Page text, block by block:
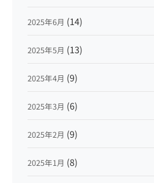
2025年6月 (14)
2025年5月 (13)
2025年4月 (9)
2025年3月 (6)
2025年2月 (9)
2025年1月 (8)